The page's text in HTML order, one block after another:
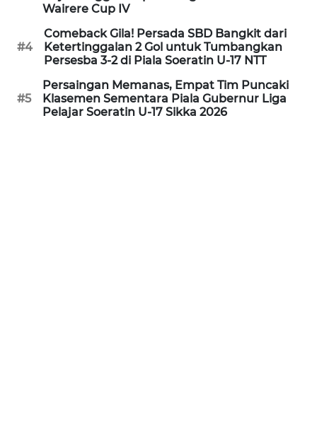
Wairere Cup IV
#4
Comeback Gila! Persada SBD Bangkit dari
Ketertinggalan 2 Gol untuk Tumbangkan
Persesba 3-2 di Piala Soeratin U-17 NTT
#5
Persaingan Memanas, Empat Tim Puncaki
Klasemen Sementara Piala Gubernur Liga
Pelajar Soeratin U-17 Sikka 2026
WN
WN
WN